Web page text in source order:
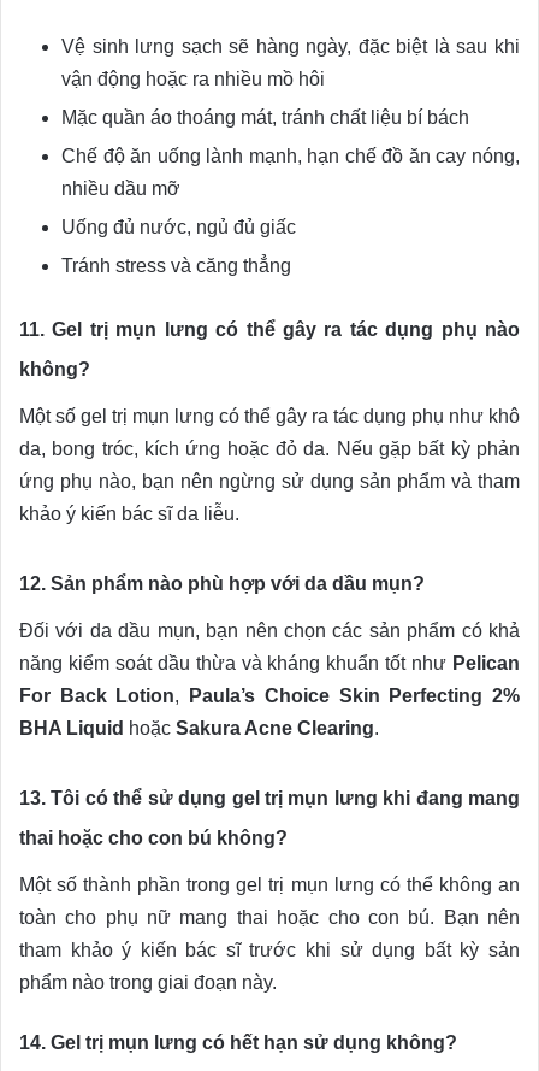
Vệ sinh lưng sạch sẽ hàng ngày, đặc biệt là sau khi
vận động hoặc ra nhiều mồ hôi
Mặc quần áo thoáng mát, tránh chất liệu bí bách
Chế độ ăn uống lành mạnh, hạn chế đồ ăn cay nóng,
nhiều dầu mỡ
Uống đủ nước, ngủ đủ giấc
Tránh stress và căng thẳng
11. Gel trị mụn lưng có thể gây ra tác dụng phụ nào
không?
Một số gel trị mụn lưng có thể gây ra tác dụng phụ như khô
da, bong tróc, kích ứng hoặc đỏ da. Nếu gặp bất kỳ phản
ứng phụ nào, bạn nên ngừng sử dụng sản phẩm và tham
khảo ý kiến bác sĩ da liễu.
12. Sản phẩm nào phù hợp với da dầu mụn?
Đối với da dầu mụn, bạn nên chọn các sản phẩm có khả
năng kiểm soát dầu thừa và kháng khuẩn tốt như Pelican
For Back Lotion,
Paula’s Choice Skin Perfecting 2%
BHA Liquid hoặc Sakura Acne Clearing.
13. Tôi có thể sử dụng gel trị mụn lưng khi đang mang
thai hoặc cho con bú không?
Một số thành phần trong gel trị mụn lưng có thể không an
toàn cho phụ nữ mang thai hoặc cho con bú. Bạn nên
tham khảo ý kiến bác sĩ trước khi sử dụng bất kỳ sản
phẩm nào trong giai đoạn này.
14. Gel trị mụn lưng có hết hạn sử dụng không?